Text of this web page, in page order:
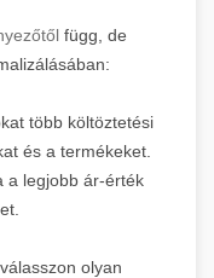
függ, de
több költöztetési
és a termékeket.
a legjobb ár-érték
olyan